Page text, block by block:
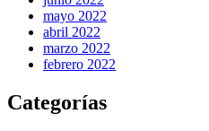
mayo 2022
abril 2022
marzo 2022
febrero 2022
Categorías